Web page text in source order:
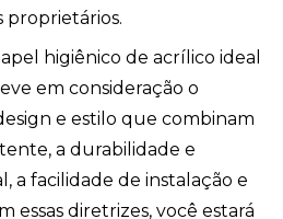
higiênico de acrílico ideal
em consideração o
e estilo que combinam
a durabilidade e
a facilidade de instalação e
essas diretrizes, você estará